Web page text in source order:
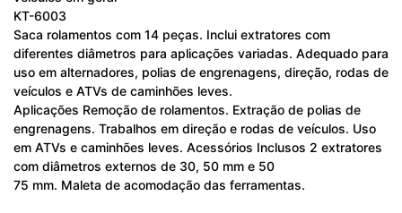
KT-6003
Saca rolamentos com 14 peças. Inclui extratores com
diferentes diâmetros para aplicações variadas. Adequado para
uso em alternadores, polias de engrenagens, direção, rodas de
veículos e ATVs de caminhões leves.
Aplicações Remoção de rolamentos. Extração de polias de
engrenagens. Trabalhos em direção e rodas de veículos. Uso
em ATVs e caminhões leves. Acessórios Inclusos 2 extratores
com diâmetros externos de 30, 50 mm e 50
75 mm. Maleta de acomodação das ferramentas.